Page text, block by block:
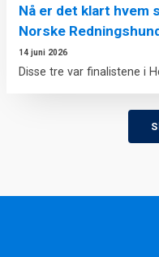
Nå er det klart hvem
Norske
14 juni 2026
Disse tre var finalistene i